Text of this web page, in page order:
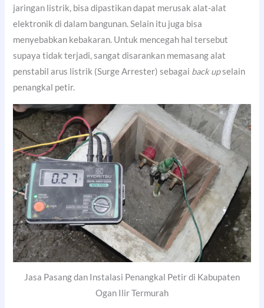
jaringan listrik, bisa dipastikan dapat merusak alat-alat
elektronik di dalam bangunan. Selain itu juga bisa
menyebabkan kebakaran. Untuk mencegah hal tersebut
supaya tidak terjadi, sangat disarankan memasang alat
penstabil arus listrik (Surge Arrester) sebagai back upselain
penangkal petir.
Jasa Pasang dan Instalasi Penangkal Petir di Kabupaten
Ogan Ilir Termurah